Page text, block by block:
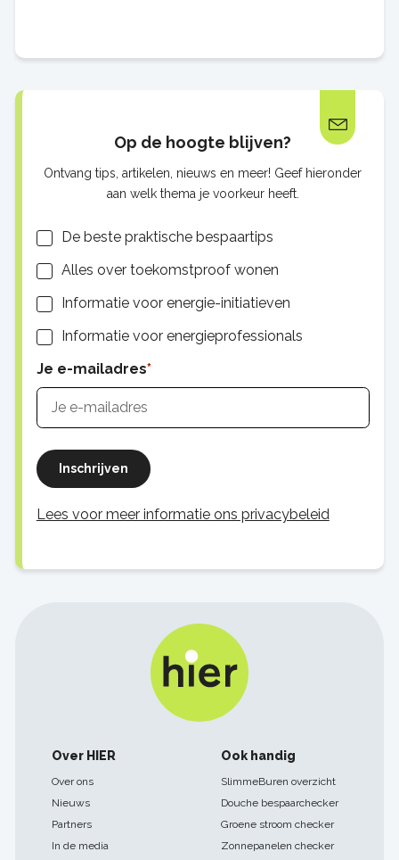
Op de hoogte blijven?
Ontvang tips, artikelen, nieuws en meer! Geef hieronder
aan welk thema je voorkeur heeft.
LijstenDe beste praktische bespaartips
Alles over toekomstproof wonen
Informatie voor energie-initiatieven
Informatie voor energieprofessionals
Je e-mailadres
Inschrijven
Lees voor meer informatie ons privacybeleid
Footer
navigatie
Over HIER
Over ons
Nieuws
Partners
In de media
Ook handig
SlimmeBuren overzicht
Douche bespaarchecker
Groene stroom checker
Zonnepanelen checker